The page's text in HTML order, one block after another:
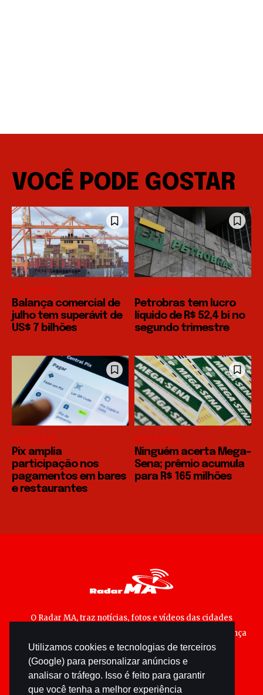
Utilizamos cookies e tecnologias de terceiros
(Google) para personalizar anúncios e
analisar o tráfego. Isso é feito para garantir
que você tenha a melhor experiência
VOCÊ PODE GOSTAR
EDUCAÇÃO
Balança comercial de
julho tem superávit de
US$ 7 bilhões
EDUCAÇÃO
Petrobras tem lucro
líquido de R$ 52,4 bi no
segundo trimestre
EDUCAÇÃO
Pix amplia
participação nos
pagamentos em bares
e restaurantes
EDUCAÇÃO
Ninguém acerta Mega-
Sena; prêmio acumula
para R$ 165 milhões
O Radar MA, traz notícias, fotos e vídeos das cidades
maranhenses; matérias especiais sobre política, segurança
pública e cultura popular.